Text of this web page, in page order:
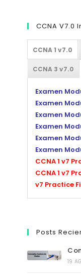
CCNA V7.0
CCNA 1 v7.0
CCNA 3 v7.0
Examen
Examen
Examen
Examen
Examen
Examen
CCNA 1 v7
CCNA 1 v7
v7 Practice
Posts
19